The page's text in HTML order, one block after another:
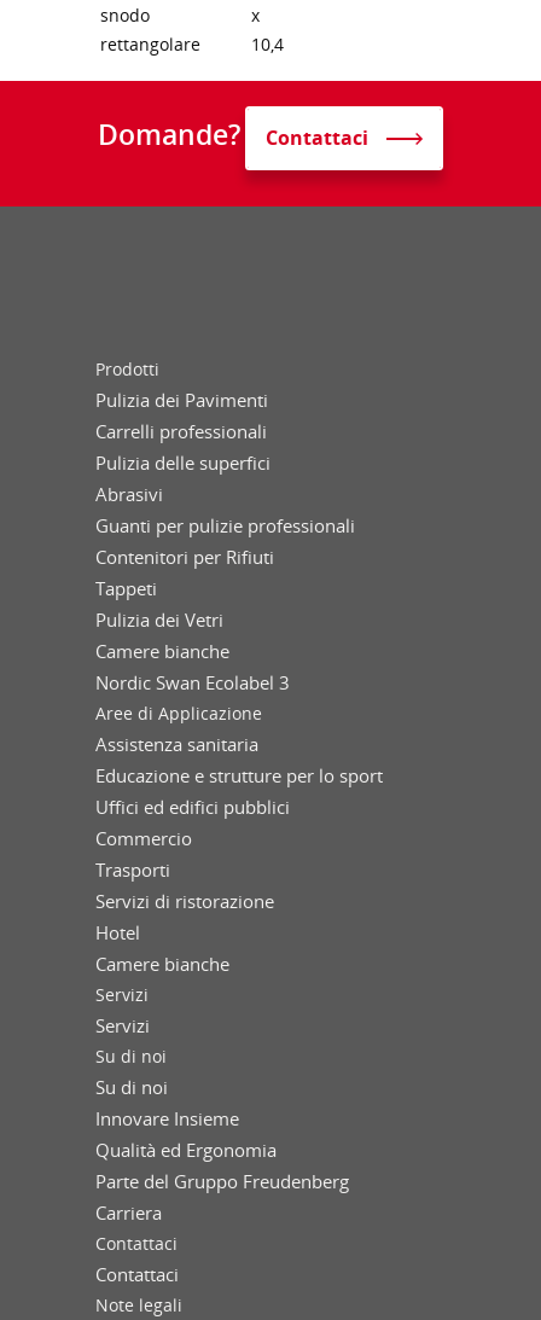
snodo
rettangolare
x
10,4
Domande? Contattaci
Prodotti
Pulizia dei Pavimenti
Carrelli professionali
Pulizia delle superfici
Abrasivi
Guanti per pulizie professionali
Contenitori per Rifiuti
Tappeti
Pulizia dei Vetri
Camere bianche
Nordic Swan Ecolabel 3
Aree di Applicazione
Assistenza sanitaria
Educazione e strutture per lo sport
Uffici ed edifici pubblici
Commercio
Trasporti
Servizi di ristorazione
Hotel
Camere bianche
Servizi
Servizi
Su di noi
Su di noi
Innovare Insieme
Qualità ed Ergonomia
Parte del Gruppo Freudenberg
Carriera
Contattaci
Contattaci
Note legali